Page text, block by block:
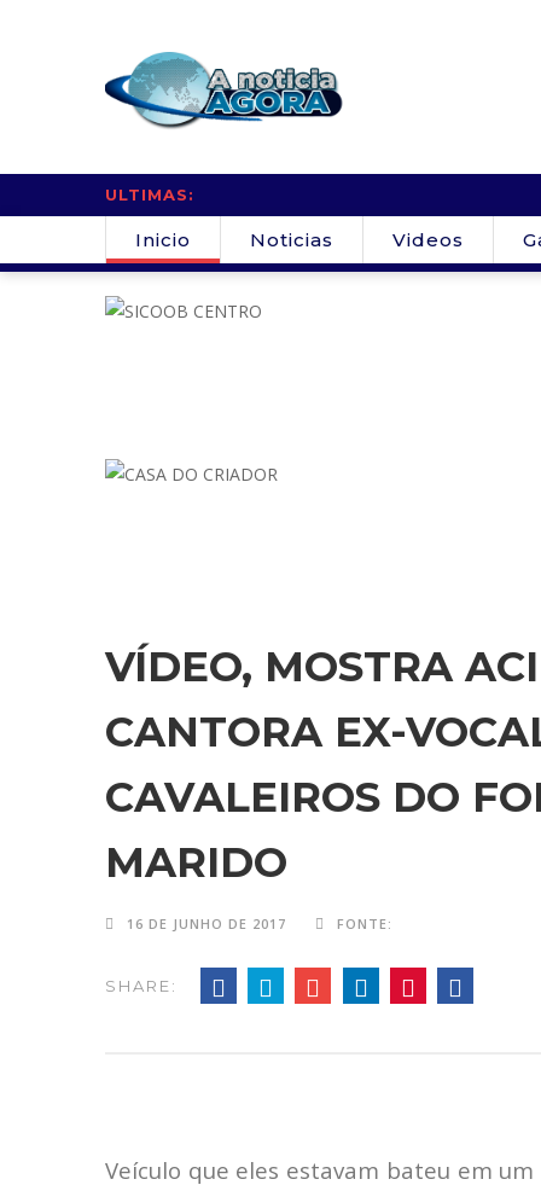
ULTIMAS:
Inicio Noticias Videos
VÍDEO, MOSTRA
CANTORA EX-
CAVALEIROS DO
MARIDO
16 DE JUNHO DE 2017 FONTE:
SHARE:
Veículo que eles estavam bateu em